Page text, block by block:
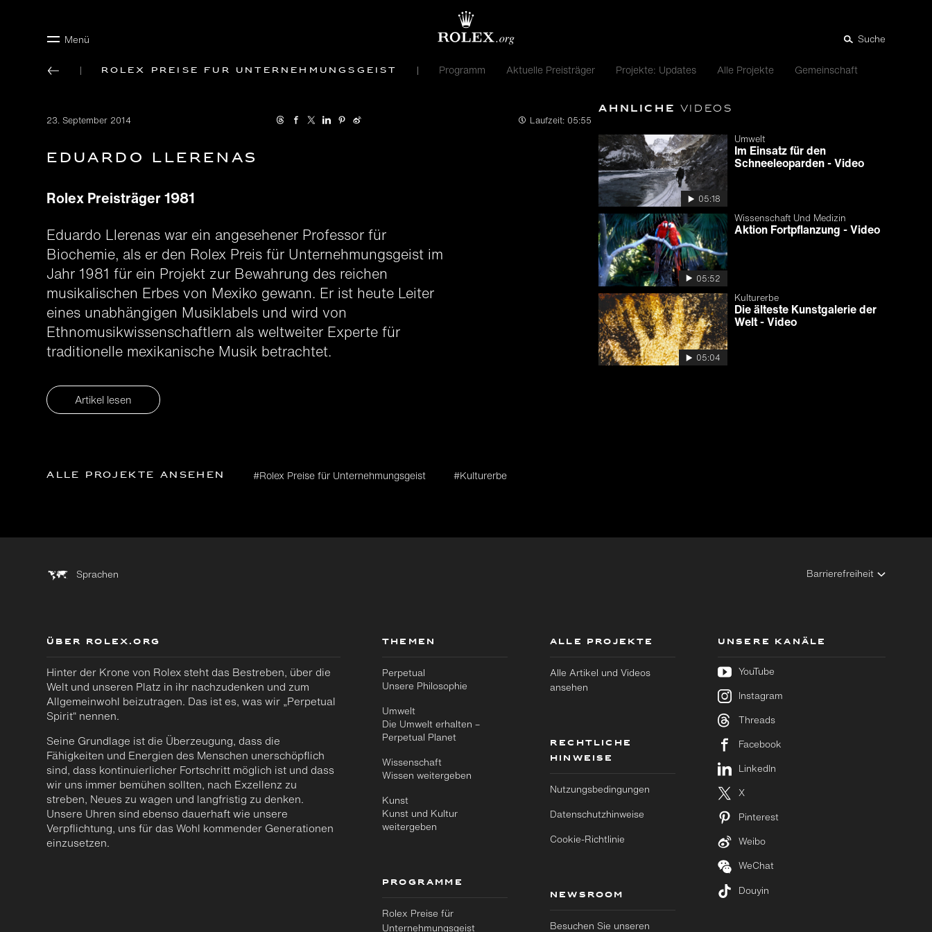
Menü Suche
Rolex Preise für Unternehmungsgeist Programm Aktuelle Preisträger Projekte: Updates Alle Projekte Gemeinschaft
23. September 2014 Laufzeit: 05:55
Eduardo Llerenas
Rolex Preisträger 1981
Eduardo Llerenas war ein angesehener Professor für
Biochemie, als er den Rolex Preis für Unternehmungsgeist im
Jahr 1981 für ein Projekt zur Bewahrung des reichen
musikalischen Erbes von Mexiko gewann. Er ist heute Leiter
eines unabhängigen Musiklabels und wird von
Ethnomusikwissenschaftlern als weltweiter Experte für
traditionelle mexikanische Musik betrachtet.
Artikel lesen
Ähnliche Videos
05:18
Umwelt
Im Einsatz für den
Schneeleoparden - Video
05:52
Wissenschaft Und Medizin
Aktion Fortpflanzung - Video
05:04
Kulturerbe
Die älteste Kunstgalerie der
Welt - Video
Alle Projekte ansehen #Rolex Preise für Unternehmungsgeist #Kulturerbe
Sprachen Barrierefreiheit
ÜBER ROLEX.ORG
Hinter der Krone von Rolex steht das Bestreben, über die
Welt und unseren Platz in ihr nachzudenken und zum
Allgemeinwohl beizutragen. Das ist es, was wir „Perpetual
Spirit“ nennen.
Seine Grundlage ist die Überzeugung, dass die
Fähigkeiten und Energien des Menschen unerschöpflich
sind, dass kontinuierlicher Fortschritt möglich ist und dass
wir uns immer bemühen sollten, nach Exzellenz zu
streben, Neues zu wagen und langfristig zu denken.
Unsere Uhren sind ebenso dauerhaft wie unsere
Verpflichtung, uns für das Wohl kommender Generationen
einzusetzen.
THEMEN
Perpetual
Unsere Philosophie
Umwelt
Die Umwelt erhalten –
Perpetual Planet
Wissenschaft
Wissen weitergeben
Kunst
Kunst und Kultur
weitergeben
PROGRAMME
Rolex Preise für
Unternehmungsgeist
ALLE PROJEKTE
Alle Artikel und Videos
ansehen
RECHTLICHE
HINWEISE
Nutzungsbedingungen
Datenschutzhinweise
Cookie-Richtlinie
NEWSROOM
Besuchen Sie unseren
UNSERE KANÄLE
YouTube
Instagram
Threads
Facebook
LinkedIn
X
Pinterest
Weibo
WeChat
Douyin